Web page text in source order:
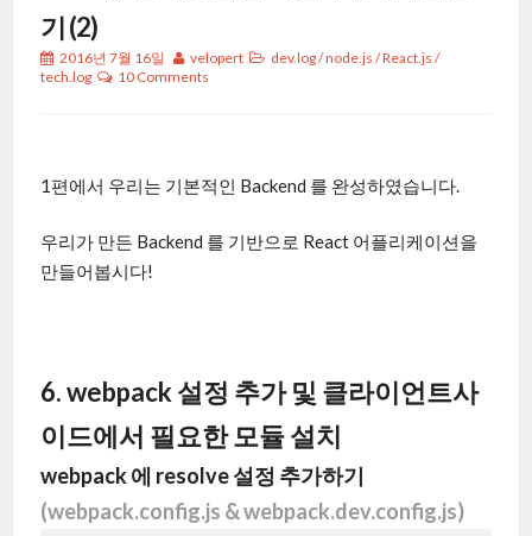
기 (2)
2016년 7월 16일 velopert dev.log/node.js /React.js /
tech.log
10 Comments
1편에서 우리는 기본적인 Backend 를 완성하였습니다.
우리가 만든 Backend 를 기반으로 React 어플리케이션을
만들어봅시다!
6. webpack 설정 추가 및 클라이언트사
이드에서 필요한 모듈 설치
webpack 에 resolve 설정 추가하기
(webpack.config.js & webpack.dev.config.js)